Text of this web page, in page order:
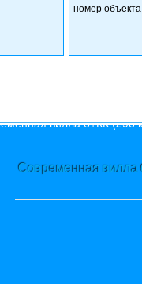
номер
Современная вилла